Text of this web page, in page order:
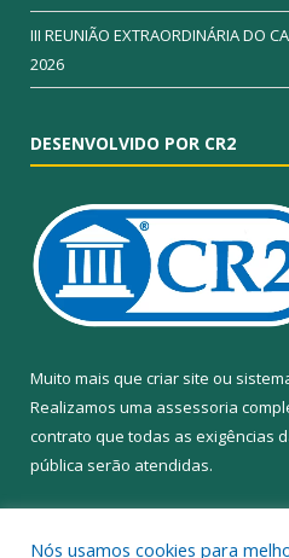
III REUNIÃO EXTRAORDINÁRIA DO
2026
DESENVOLVIDO POR CR2
Muito mais que criar site ou
Realizamos uma assessoria
contrato que todas as exigências
pública serão atendidas.
Nós usamos cookies para